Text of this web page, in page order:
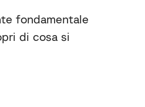
fondamentale
di cosa si